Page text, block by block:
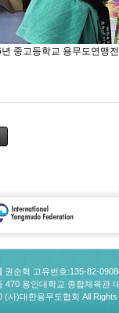
중고등학교 용무도연맹전
권순혁 고유번호:135-82-
470 용인대학교 종합체육관
(사)대한용무도협회 All